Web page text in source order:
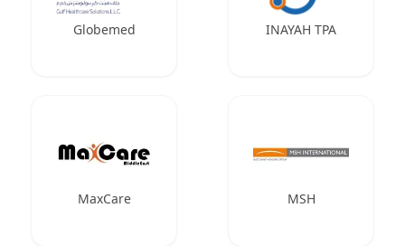
Globemed INAYAH TPA
MaxCare MSH